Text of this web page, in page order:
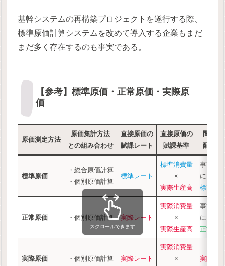
基幹システムの再構築プロジェクトを遂行する際、
標準原価計算システムを改めて導入する企業もまだ
まだ多く存在するのも事実である。
【参考】標準原価・正常原価・実際原
価
原価測定方法
原価集計方法
との組み合わせ
直接原価の
賦課レート
直接原価の
賦課基準
間接原
配賦レ
標準原価
・総合原価計算
・個別原価計算
標準レート
標準消費量
×
実際生産高
事前測
による
標準レ
正常原価 ・個別原価計算 実際レート
実際消費量
×
実際生産高
事前見
による
正常レ
実際原価 ・個別原価計算 実際レート
実際消費量
×
実際レ
スクロールできます